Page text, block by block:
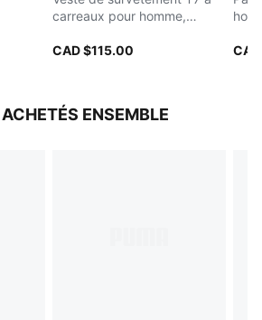
carreaux pour homme,
CAD $115.00
ENSEMBLE